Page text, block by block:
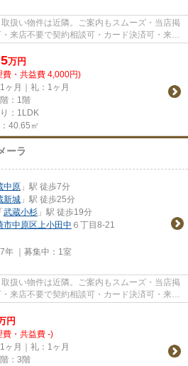
扱い物件は近隣。ご案内もスムーズ・当店掲
来店不要で契約相談可・カード決済可・来店
万円
費・共益費 4,000円)
ヶ月｜礼：1ヶ月
：1階
：1LDK
40.65㎡
ーラ
中原 」駅 徒歩7分
新城 」駅 徒歩25分
「武蔵小杉 」駅 徒歩19分
市中原区上小田中 ６丁目8-21
年 ｜募集中： 1室
扱い物件は近隣。ご案内もスムーズ・当店掲
来店不要で契約相談可・カード決済可・来店
円
費・共益費 -)
ヶ月｜礼：1ヶ月
：3階